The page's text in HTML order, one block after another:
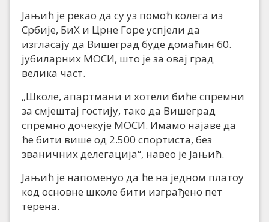
Јањић је рекао да су уз помоћ колега из
Србије, БиХ и Црне Горе успјели да
изгласају да Вишеград буде домаћин 60.
јубиларних МОСИ, што је за овај град
велика част.
„Школе, апартмани и хотели биће спремни
за смјештај гостију, тако да Вишеград
спремно дочекује МОСИ. Имамо најаве да
ће бити више од 2.500 спортиста, без
званичних делегација“, навео је Јањић.
Јањић је напоменуо да ће на једном платоу
код основне школе бити изграђено пет
терена.